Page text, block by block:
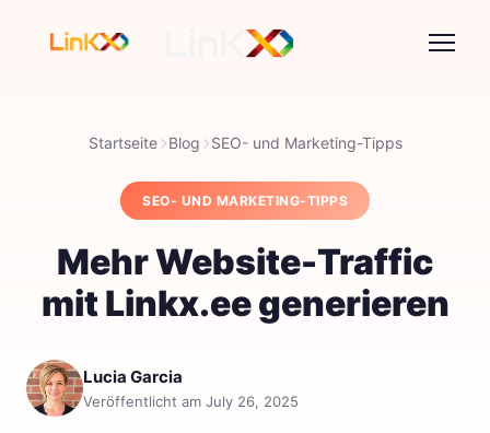
Startseite Blog SEO- und Marketing-Tipps
SEO- UND MARKETING-TIPPS
Mehr Website-Traffic
mit Linkx.ee generieren
Lucia Garcia
Veröffentlicht am July 26, 2025